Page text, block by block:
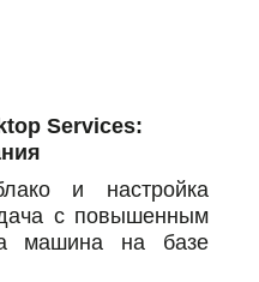
Services:
и настройка
с повышенным
машина на базе